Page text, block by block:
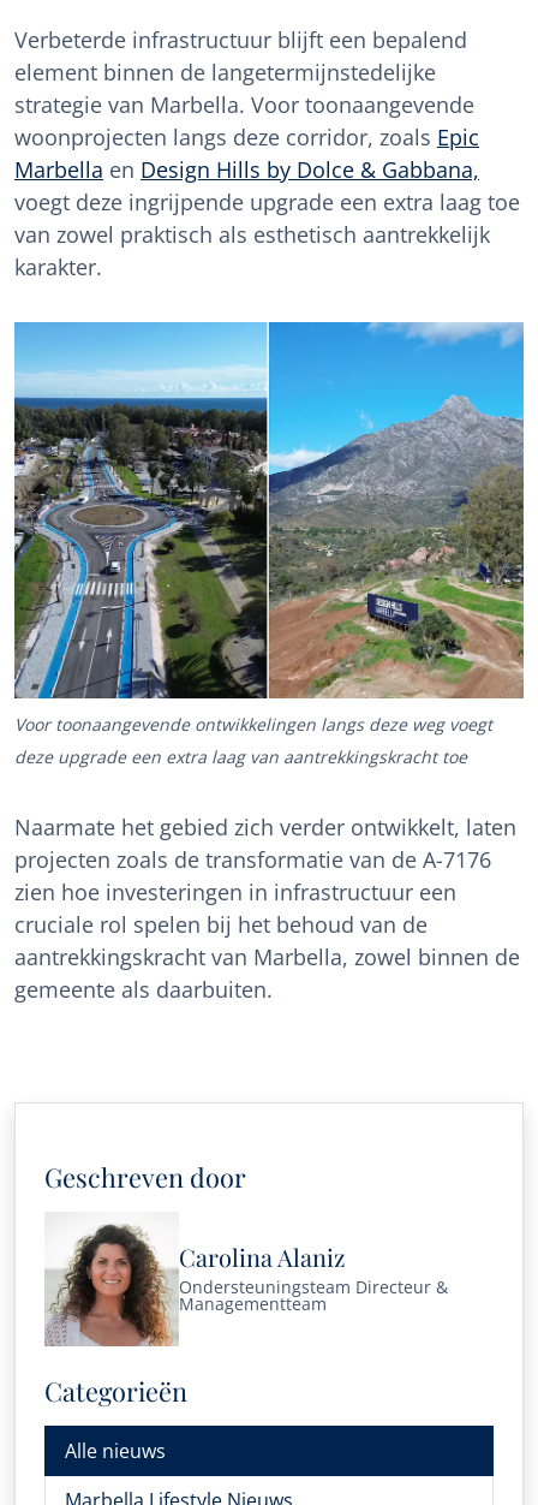
Verbeterde infrastructuur blijft een bepalend
element binnen de langetermijnstedelijke
strategie van Marbella. Voor toonaangevende
woonprojecten langs deze corridor, zoals Epic
Marbella en Design Hills by Dolce & Gabbana,
voegt deze ingrijpende upgrade een extra laag toe
van zowel praktisch als esthetisch aantrekkelijk
karakter.
Voor toonaangevende ontwikkelingen langs deze weg voegt
deze upgrade een extra laag van aantrekkingskracht toe
Naarmate het gebied zich verder ontwikkelt, laten
projecten zoals de transformatie van de A-7176
zien hoe investeringen in infrastructuur een
cruciale rol spelen bij het behoud van de
aantrekkingskracht van Marbella, zowel binnen de
gemeente als daarbuiten.
Geschreven door
Carolina Alaniz
Ondersteuningsteam Directeur &
Managementteam
Categorieën
Alle nieuws